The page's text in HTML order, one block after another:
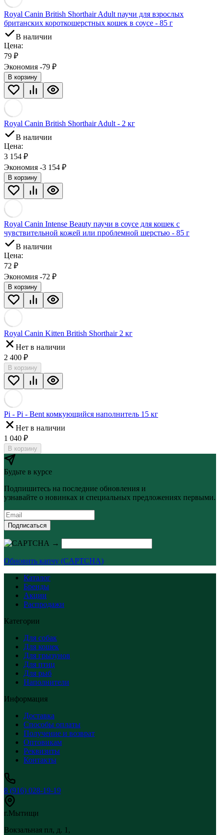
Royal Canin British Shorthair Adult паучи для взрослых
британских короткошерстных кошек в соусе - 85 г
В наличии
Цена:
79 ₽
Экономия -79 ₽
В корзину
Royal Canin British Shorthair Adult - 2 кг
В наличии
Цена:
3 154 ₽
Экономия -3 154 ₽
В корзину
Royal Canin Intense Beauty паучи в соусе для кошек с
чувствительной кожей или проблемной шерстью - 85 г
В наличии
Цена:
72 ₽
Экономия -72 ₽
В корзину
Royal Canin Kitten British Shorthair 2 кг
Нет в наличии
2 400 ₽
В корзину
Pi - Pi - Bent комкующийся наполнитель 15 кг
Нет в наличии
1 040 ₽
В корзину
Будьте в курсе
Подпишитесь на последние обновления и
узнавайте о новинках и специальных предложениях первыми.
Подписаться
→
Обновить капчу (CAPTCHA)
Каталог
Бренды
Акции
Распродажи
Категории
Для собак
Для кошек
Для грызунов
Для птиц
Для рыб
Наполнители
Информация
Доставка
Способы оплаты
Получение и возврат
Оптовикам
Реквизиты
Контакты
8 (916) 028-19-19
г.Мытищи
Вокзальная пл, д. 1,